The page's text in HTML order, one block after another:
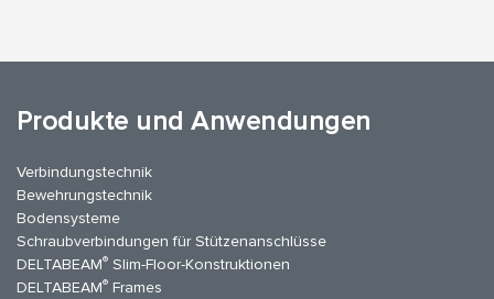
Produkte und Anwendungen
Verbindungstechnik
Bewehrungstechnik
Bodensysteme
Schraubverbindungen für Stützenanschlüsse
DELTABEAM® Slim-Floor-Konstruktionen
DELTABEAM® Frames